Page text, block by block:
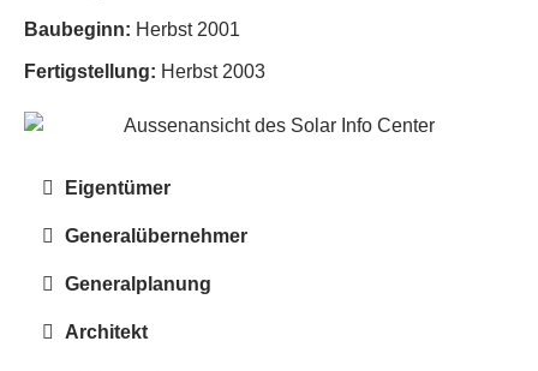
Baubeginn: Herbst 2001
Fertigstellung: Herbst 2003
Eigentümer
Generalübernehmer
Generalplanung
Architekt